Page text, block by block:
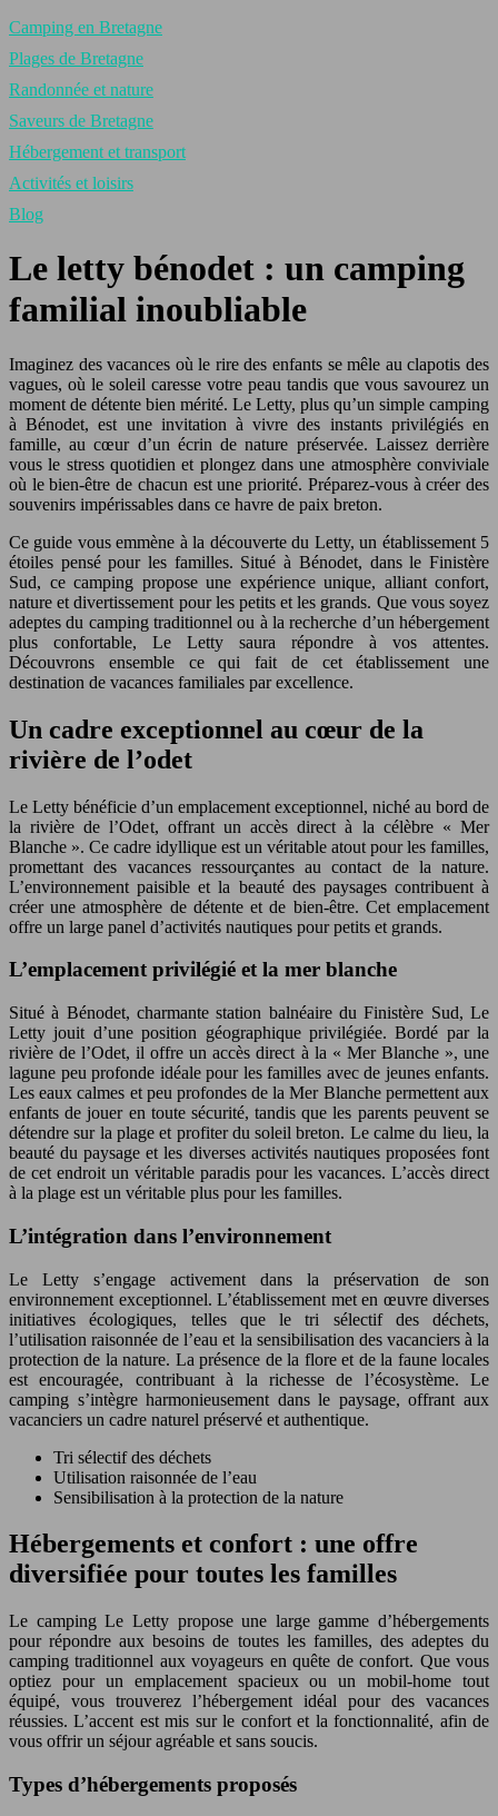
Camping en Bretagne
Plages de Bretagne
Randonnée et nature
Saveurs de Bretagne
Hébergement et transport
Activités et loisirs
Blog
Le letty bénodet : un camping
familial inoubliable
Imaginez des vacances où le rire des enfants se mêle au clapotis des
vagues, où le soleil caresse votre peau tandis que vous savourez un
moment de détente bien mérité. Le Letty, plus qu’un simple camping
à Bénodet, est une invitation à vivre des instants privilégiés en
famille, au cœur d’un écrin de nature préservée. Laissez derrière
vous le stress quotidien et plongez dans une atmosphère conviviale
où le bien-être de chacun est une priorité. Préparez-vous à créer des
souvenirs impérissables dans ce havre de paix breton.
Ce guide vous emmène à la découverte du Letty, un établissement 5
étoiles pensé pour les familles. Situé à Bénodet, dans le Finistère
Sud, ce camping propose une expérience unique, alliant confort,
nature et divertissement pour les petits et les grands. Que vous soyez
adeptes du camping traditionnel ou à la recherche d’un hébergement
plus confortable, Le Letty saura répondre à vos attentes.
Découvrons ensemble ce qui fait de cet établissement une
destination de vacances familiales par excellence.
Un cadre exceptionnel au cœur de la
rivière de l’odet
Le Letty bénéficie d’un emplacement exceptionnel, niché au bord de
la rivière de l’Odet, offrant un accès direct à la célèbre « Mer
Blanche ». Ce cadre idyllique est un véritable atout pour les familles,
promettant des vacances ressourçantes au contact de la nature.
L’environnement paisible et la beauté des paysages contribuent à
créer une atmosphère de détente et de bien-être. Cet emplacement
offre un large panel d’activités nautiques pour petits et grands.
L’emplacement privilégié et la mer blanche
Situé à Bénodet, charmante station balnéaire du Finistère Sud, Le
Letty jouit d’une position géographique privilégiée. Bordé par la
rivière de l’Odet, il offre un accès direct à la « Mer Blanche », une
lagune peu profonde idéale pour les familles avec de jeunes enfants.
Les eaux calmes et peu profondes de la Mer Blanche permettent aux
enfants de jouer en toute sécurité, tandis que les parents peuvent se
détendre sur la plage et profiter du soleil breton. Le calme du lieu, la
beauté du paysage et les diverses activités nautiques proposées font
de cet endroit un véritable paradis pour les vacances. L’accès direct
à la plage est un véritable plus pour les familles.
L’intégration dans l’environnement
Le Letty s’engage activement dans la préservation de son
environnement exceptionnel. L’établissement met en œuvre diverses
initiatives écologiques, telles que le tri sélectif des déchets,
l’utilisation raisonnée de l’eau et la sensibilisation des vacanciers à la
protection de la nature. La présence de la flore et de la faune locales
est encouragée, contribuant à la richesse de l’écosystème. Le
camping s’intègre harmonieusement dans le paysage, offrant aux
vacanciers un cadre naturel préservé et authentique.
Tri sélectif des déchets
Utilisation raisonnée de l’eau
Sensibilisation à la protection de la nature
Hébergements et confort : une offre
diversifiée pour toutes les familles
Le camping Le Letty propose une large gamme d’hébergements
pour répondre aux besoins de toutes les familles, des adeptes du
camping traditionnel aux voyageurs en quête de confort. Que vous
optiez pour un emplacement spacieux ou un mobil-home tout
équipé, vous trouverez l’hébergement idéal pour des vacances
réussies. L’accent est mis sur le confort et la fonctionnalité, afin de
vous offrir un séjour agréable et sans soucis.
Types d’hébergements proposés